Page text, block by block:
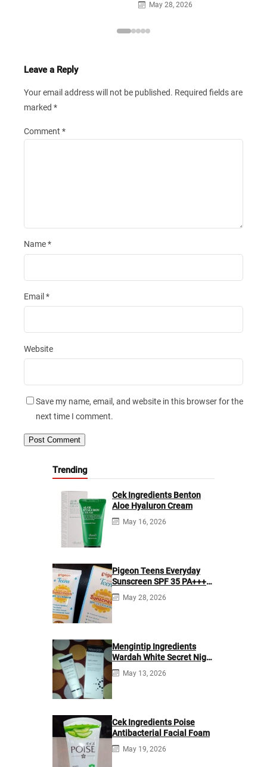
May 28, 2026
Leave a Reply
Your email address will not be published. Required fields are
marked *
Comment *
Name*
Email *
Website
Save my name, email, and website in this browser for the
next time I comment.
Trending
Cek Ingredients Benton
Aloe Hyaluron Cream
May 16, 2026
Pigeon Teens Everyday
Sunscreen SPF 35 PA+++
Ingredients
May 28, 2026
Mengintip Ingredients
Wardah White Secret Night
Cream
May 13, 2026
Cek Ingredients Poise
Antibacterial Facial Foam
May 19, 2026